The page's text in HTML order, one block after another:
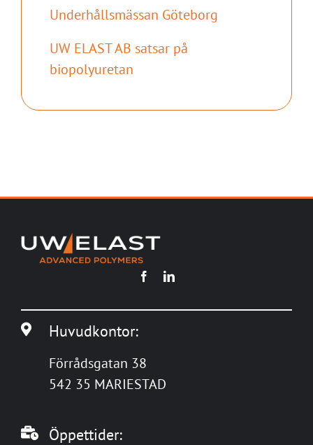
Underhållsmässan Göteborg
UW ELAST AB satsar på
biopolyuretan
Huvudkontor:
Förrådsgatan 38
542 35 MARIESTAD
Öppettider: